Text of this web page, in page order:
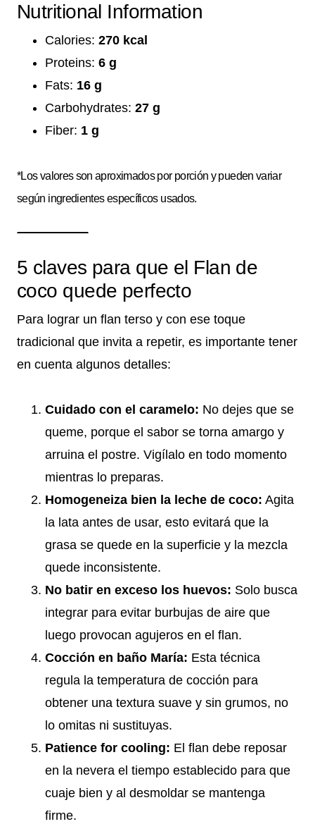
Nutritional Information
Calories: 270 kcal
Proteins: 6 g
Fats: 16 g
Carbohydrates: 27 g
Fiber: 1 g
*Los valores son aproximados por porción y pueden variar
según ingredientes específicos usados.
5 claves para que el Flan de
coco quede perfecto
Para lograr un flan terso y con ese toque
tradicional que invita a repetir, es importante tener
en cuenta algunos detalles:
Cuidado con el caramelo: No dejes que se
queme, porque el sabor se torna amargo y
arruina el postre. Vigílalo en todo momento
mientras lo preparas.
Homogeneiza bien la leche de coco: Agita
la lata antes de usar, esto evitará que la
grasa se quede en la superficie y la mezcla
quede inconsistente.
No batir en exceso los huevos: Solo busca
integrar para evitar burbujas de aire que
luego provocan agujeros en el flan.
Cocción en baño María: Esta técnica
regula la temperatura de cocción para
obtener una textura suave y sin grumos, no
lo omitas ni sustituyas.
Patience for cooling: El flan debe reposar
en la nevera el tiempo establecido para que
cuaje bien y al desmoldar se mantenga
firme.